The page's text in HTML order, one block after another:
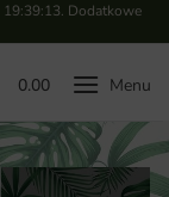
19:39:12. Dodatkowe
0.00